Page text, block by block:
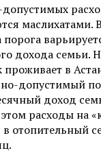
маслихатами.
дохода семьи.
проживает в
допустимый
доход
расходы на
отопительный